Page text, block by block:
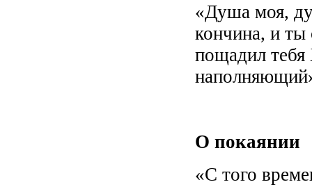
«Душа моя,
кончина, и ты
пощадил
О покаянии
«С того